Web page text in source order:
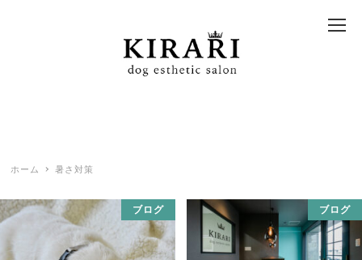
ホーム 暑さ対策
ブログ ブログ